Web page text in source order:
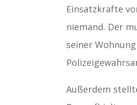
Einsatzkräfte
niemand. Der
seiner
Außerdem